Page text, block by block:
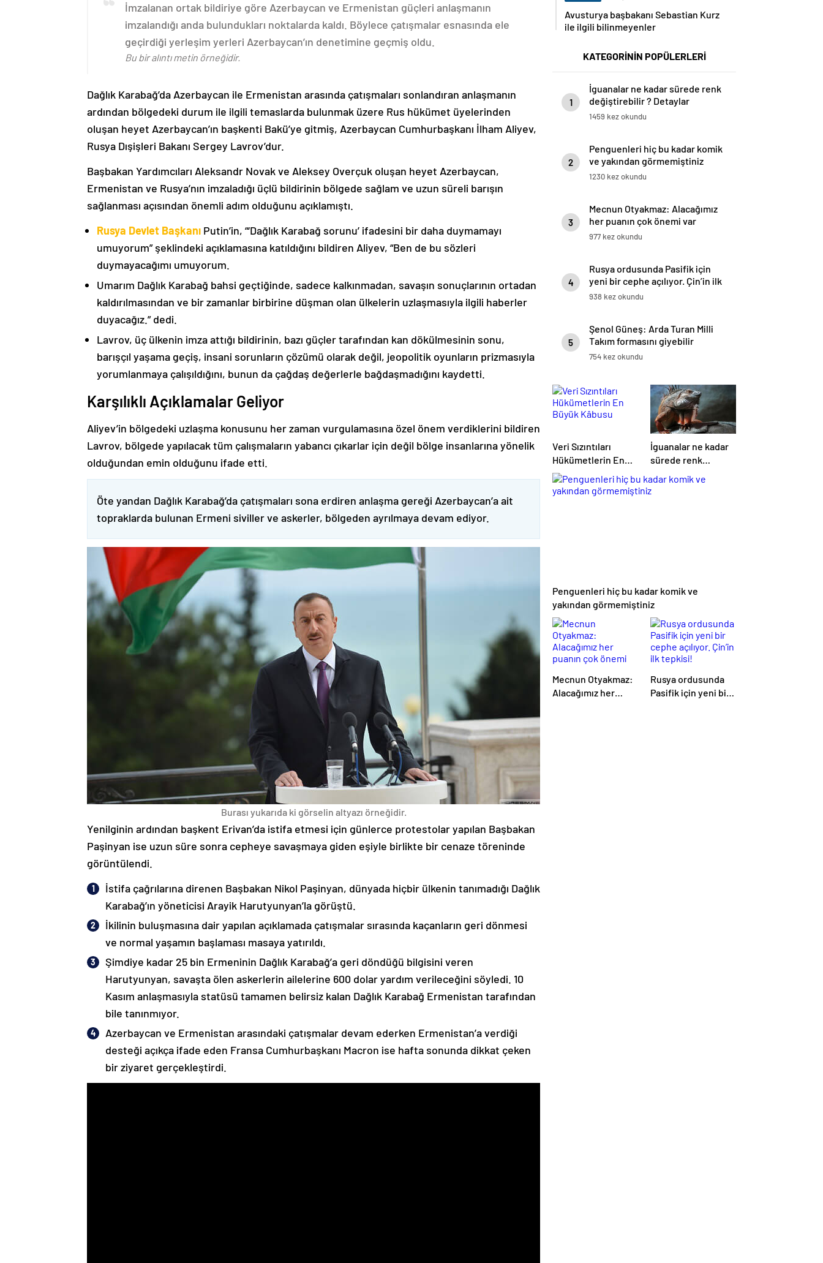
İmzalanan ortak bildiriye göre Azerbaycan ve Ermenistan güçleri anlaşmanın
imzalandığı anda bulundukları noktalarda kaldı. Böylece çatışmalar esnasında ele
geçirdiği yerleşim yerleri Azerbaycan’ın denetimine geçmiş oldu.
Bu bir alıntı metin örneğidir.
Dağlık Karabağ’da Azerbaycan ile Ermenistan arasında çatışmaları sonlandıran anlaşmanın
ardından bölgedeki durum ile ilgili temaslarda bulunmak üzere Rus hükümet üyelerinden
oluşan heyet Azerbaycan’ın başkenti Bakü’ye gitmiş, Azerbaycan Cumhurbaşkanı İlham Aliyev,
Rusya Dışişleri Bakanı Sergey Lavrov’dur.
Başbakan Yardımcıları Aleksandr Novak ve Aleksey Overçuk oluşan heyet Azerbaycan,
Ermenistan ve Rusya’nın imzaladığı üçlü bildirinin bölgede sağlam ve uzun süreli barışın
sağlanması açısından önemli adım olduğunu açıklamıştı.
Rusya Devlet Başkanı Putin’in, “‘Dağlık Karabağ sorunu’ ifadesini bir daha duymamayı
umuyorum” şeklindeki açıklamasına katıldığını bildiren Aliyev, “Ben de bu sözleri
duymayacağımı umuyorum.
Umarım Dağlık Karabağ bahsi geçtiğinde, sadece kalkınmadan, savaşın sonuçlarının ortadan
kaldırılmasından ve bir zamanlar birbirine düşman olan ülkelerin uzlaşmasıyla ilgili haberler
duyacağız.” dedi.
Lavrov, üç ülkenin imza attığı bildirinin, bazı güçler tarafından kan dökülmesinin sonu,
barışçıl yaşama geçiş, insani sorunların çözümü olarak değil, jeopolitik oyunların prizmasıyla
yorumlanmaya çalışıldığını, bunun da çağdaş değerlerle bağdaşmadığını kaydetti.
Karşılıklı Açıklamalar Geliyor
Aliyev’in bölgedeki uzlaşma konusunu her zaman vurgulamasına özel önem verdiklerini bildiren
Lavrov, bölgede yapılacak tüm çalışmaların yabancı çıkarlar için değil bölge insanlarına yönelik
olduğundan emin olduğunu ifade etti.
Öte yandan Dağlık Karabağ’da çatışmaları sona erdiren anlaşma gereği Azerbaycan’a ait
topraklarda bulunan Ermeni siviller ve askerler, bölgeden ayrılmaya devam ediyor.
Burası yukarıda ki görselin altyazı örneğidir.
Yenilginin ardından başkent Erivan’da istifa etmesi için günlerce protestolar yapılan Başbakan
Paşinyan ise uzun süre sonra cepheye savaşmaya giden eşiyle birlikte bir cenaze töreninde
görüntülendi.
İstifa çağrılarına direnen Başbakan Nikol Paşinyan, dünyada hiçbir ülkenin tanımadığı Dağlık
Karabağ’ın yöneticisi Arayik Harutyunyan’la görüştü.
İkilinin buluşmasına dair yapılan açıklamada çatışmalar sırasında kaçanların geri dönmesi
ve normal yaşamın başlaması masaya yatırıldı.
Şimdiye kadar 25 bin Ermeninin Dağlık Karabağ’a geri döndüğü bilgisini veren
Harutyunyan, savaşta ölen askerlerin ailelerine 600 dolar yardım verileceğini söyledi. 10
Kasım anlaşmasıyla statüsü tamamen belirsiz kalan Dağlık Karabağ Ermenistan tarafından
bile tanınmıyor.
Azerbaycan ve Ermenistan arasındaki çatışmalar devam ederken Ermenistan’a verdiği
desteği açıkça ifade eden Fransa Cumhurbaşkanı Macron ise hafta sonunda dikkat çeken
bir ziyaret gerçekleştirdi.
Avusturya başbakanı Sebastian Kurz
ile ilgili bilinmeyenler
KATEGORİNİN POPÜLERLERİ
1
İguanalar ne kadar sürede renk
değiştirebilir ? Detaylar
burada…
1459 kez okundu
2
Penguenleri hiç bu kadar komik
ve yakından görmemiştiniz
1230 kez okundu
3
Mecnun Otyakmaz: Alacağımız
her puanın çok önemi var
977 kez okundu
4
Rusya ordusunda Pasifik için
yeni bir cephe açılıyor. Çin’in ilk
tepkisi!
938 kez okundu
5
Şenol Güneş: Arda Turan Milli
Takım formasını giyebilir
754 kez okundu
Veri Sızıntıları
Hükümetlerin En
Büyük Kâbusu
İguanalar ne kadar
sürede renk
değiştirebilir ?
Detaylar burada…
Penguenleri hiç bu kadar komik ve
yakından görmemiştiniz
Mecnun Otyakmaz:
Alacağımız her
Rusya ordusunda
Pasifik için yeni bir